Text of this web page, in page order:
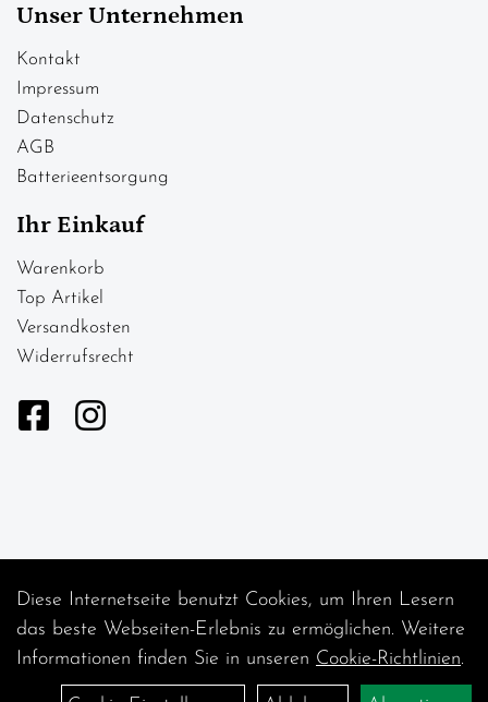
Unser Unternehmen
Kontakt
Impressum
Datenschutz
AGB
Batterieentsorgung
Ihr Einkauf
Warenkorb
Top Artikel
Versandkosten
Widerrufsrecht
Diese Internetseite benutzt Cookies, um Ihren Lesern
das beste Webseiten-Erlebnis zu ermöglichen. Weitere
Informationen finden Sie in unseren Cookie-Richtlinien.
Auftrag widerrufen